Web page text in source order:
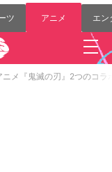
ツ アニメ エン
メ『鬼滅の刃』2つのコ